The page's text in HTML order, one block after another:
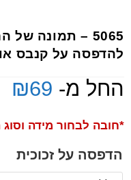
5065 – תמונה
להדפסה על קנבס או
החל מ- ₪69
*חובה לבחור מידה
הדפסה על זכוכית